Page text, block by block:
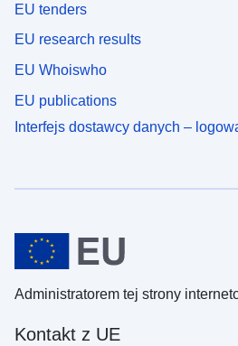
zainteresowanych gmin.
EU tenders
EU research results
EU Whoiswho
EU publications
Interfejs dostawcy danych –
Administratorem tej strony
Kontakt z UE